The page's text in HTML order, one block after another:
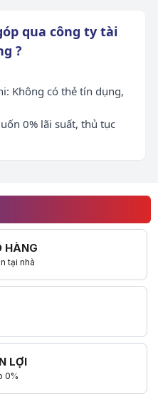
qua công ty tài
?
Không có thẻ tín dụng,
0% lãi suất, thủ tục
HÀNG
tại nhà
LỢI
0%